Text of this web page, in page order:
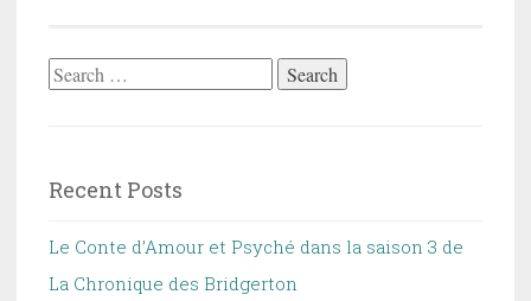
Search
Recent Posts
Le Conte d’Amour et Psyché dans la saison 3 de
La Chronique des Bridgerton